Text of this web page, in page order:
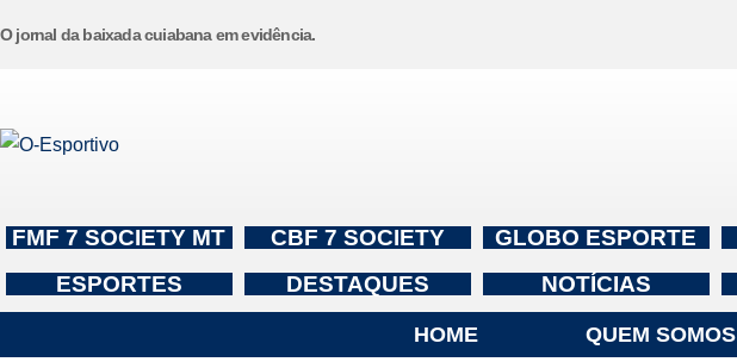
o
O jornal da baixada cuiabana em evidência.
FMF 7 SOCIETY MT CBF 7 SOCIETY GLOBO ESPORTE
ESPORTES
DESTAQUES NOTÍCIAS
HOME QUEM SOMOS